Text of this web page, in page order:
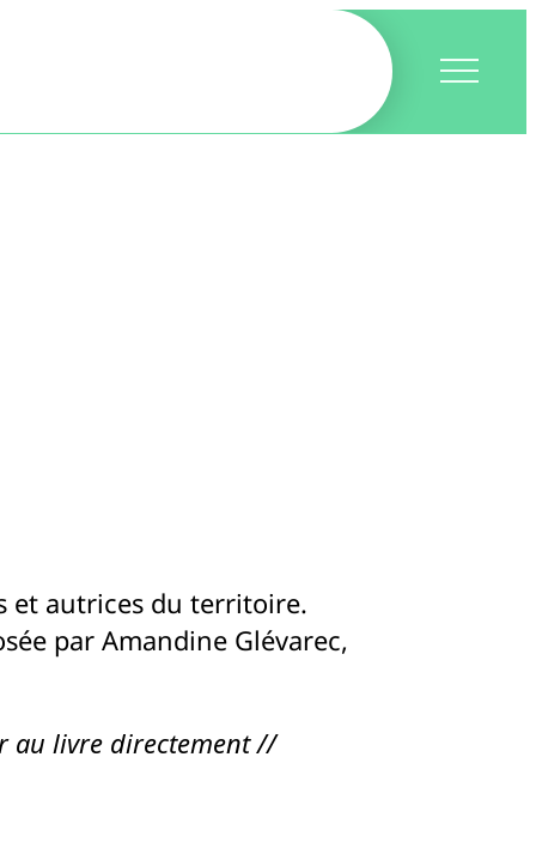
et autrices du territoire.
par Amandine Glévarec,
au livre directement //